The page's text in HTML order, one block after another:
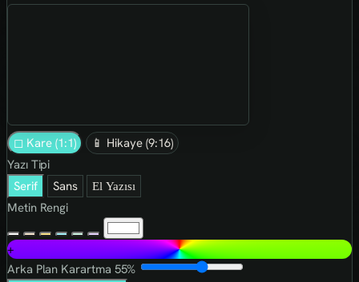
◻ Kare (1:1)
📱 Hikaye (9:16)
Yazı Tipi
Serif
Sans El Yazısı
Metin Rengi
+
Arka Plan Karartma 55%